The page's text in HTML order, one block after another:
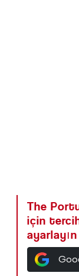
The
için
ayarlayın